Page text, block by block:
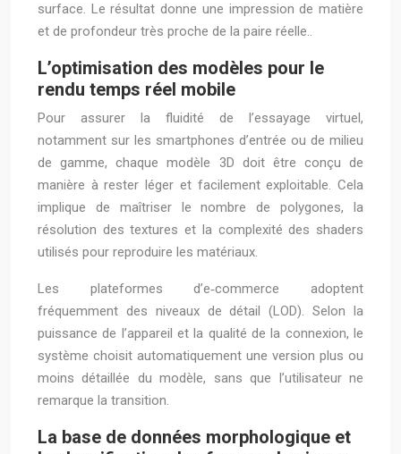
surface. Le résultat donne une impression de matière
et de profondeur très proche de la paire réelle..
L’optimisation des modèles pour le
rendu temps réel mobile
Pour assurer la fluidité de l’essayage virtuel,
notamment sur les smartphones d’entrée ou de milieu
de gamme, chaque modèle 3D doit être conçu de
manière à rester léger et facilement exploitable. Cela
implique de maîtriser le nombre de polygones, la
résolution des textures et la complexité des shaders
utilisés pour reproduire les matériaux.
Les plateformes d’e‑commerce adoptent
fréquemment des niveaux de détail (LOD). Selon la
puissance de l’appareil et la qualité de la connexion, le
système choisit automatiquement une version plus ou
moins détaillée du modèle, sans que l’utilisateur ne
remarque la transition.
La base de données morphologique et